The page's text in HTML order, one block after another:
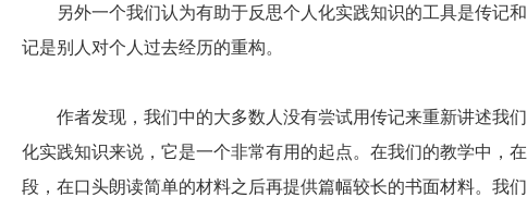
另外一个我们认为有助于反思个人化实践知识的工具是传记
记是别人对个人过去经历的重构。
作者发现，我们中的大多数人没有尝试用传记来重新讲述我们
化实践知识来说，它是一个非常有用的起点。在我们的教学中，
段，在口头朗读简单的材料之后再提供篇幅较长的书面材料。我